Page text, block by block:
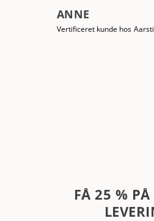
kundeservice, så kasserne blev
dagen. Flot at møde en
FÅ 25 % PÅ